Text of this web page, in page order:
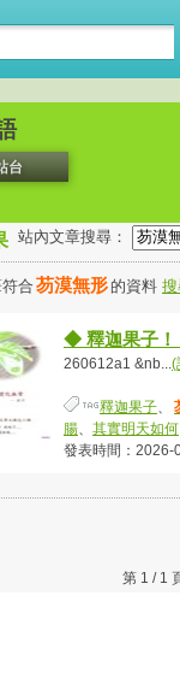
台
站內文章搜尋：
合 芴漠無形 的資料
◆ 釋迦果子
260612a1 &nb...(
釋迦果子、
腸、 其實明天如何
發表時間：2026-
第 1 /